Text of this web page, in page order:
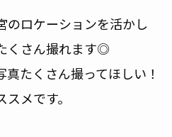
のロケーションを活かし
くさん撮れます◎
たくさん撮ってほしい！
メです。